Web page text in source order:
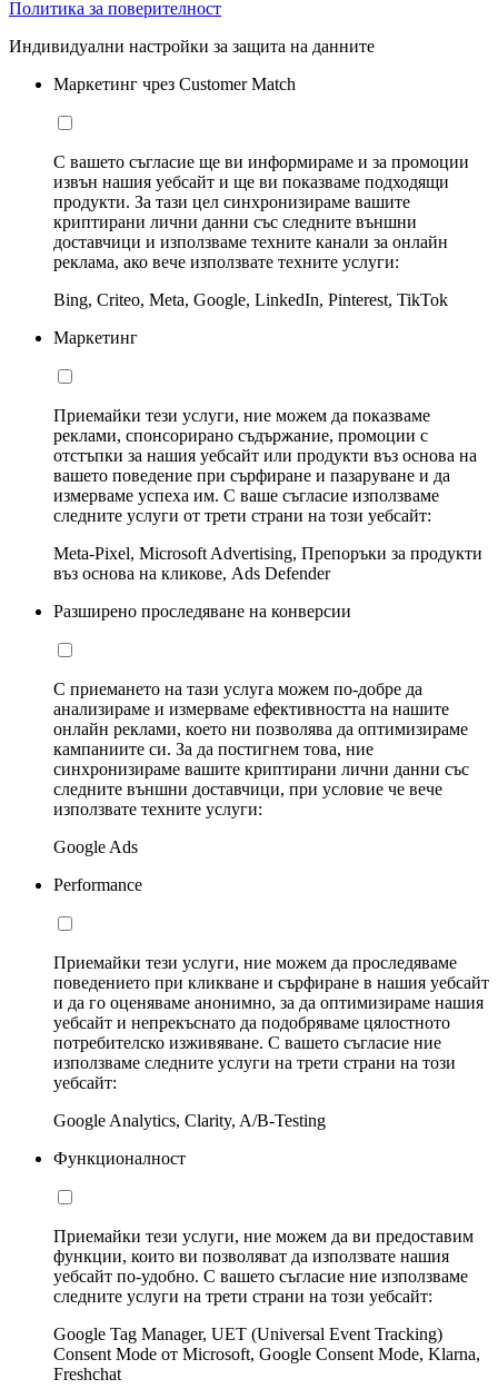
Политика за поверителност
Индивидуални настройки за защита на данните
Маркетинг чрез Customer Match
С вашето съгласие ще ви информираме и за промоции
извън нашия уебсайт и ще ви показваме подходящи
продукти. За тази цел синхронизираме вашите
криптирани лични данни със следните външни
доставчици и използваме техните канали за онлайн
реклама, ако вече използвате техните услуги:
Bing, Criteo, Meta, Google, LinkedIn, Pinterest, TikTok
Маркетинг
Приемайки тези услуги, ние можем да показваме
реклами, спонсорирано съдържание, промоции с
отстъпки за нашия уебсайт или продукти въз основа на
вашето поведение при сърфиране и пазаруване и да
измерваме успеха им. С ваше съгласие използваме
следните услуги от трети страни на този уебсайт:
Meta-Pixel, Microsoft Advertising, Препоръки за продукти
въз основа на кликове, Ads Defender
Разширено проследяване на конверсии
С приемането на тази услуга можем по-добре да
анализираме и измерваме ефективността на нашите
онлайн реклами, което ни позволява да оптимизираме
кампаниите си. За да постигнем това, ние
синхронизираме вашите криптирани лични данни със
следните външни доставчици, при условие че вече
използвате техните услуги:
Google Ads
Performance
Приемайки тези услуги, ние можем да проследяваме
поведението при кликване и сърфиране в нашия уебсайт
и да го оценяваме анонимно, за да оптимизираме нашия
уебсайт и непрекъснато да подобряваме цялостното
потребителско изживяване. С вашето съгласие ние
използваме следните услуги на трети страни на този
уебсайт:
Google Analytics, Clarity, A/B-Testing
Функционалност
Приемайки тези услуги, ние можем да ви предоставим
функции, които ви позволяват да използвате нашия
уебсайт по-удобно. С вашето съгласие ние използваме
следните услуги на трети страни на този уебсайт:
Google Tag Manager, UET (Universal Event Tracking)
Consent Mode от Microsoft, Google Consent Mode, Klarna,
Freshchat